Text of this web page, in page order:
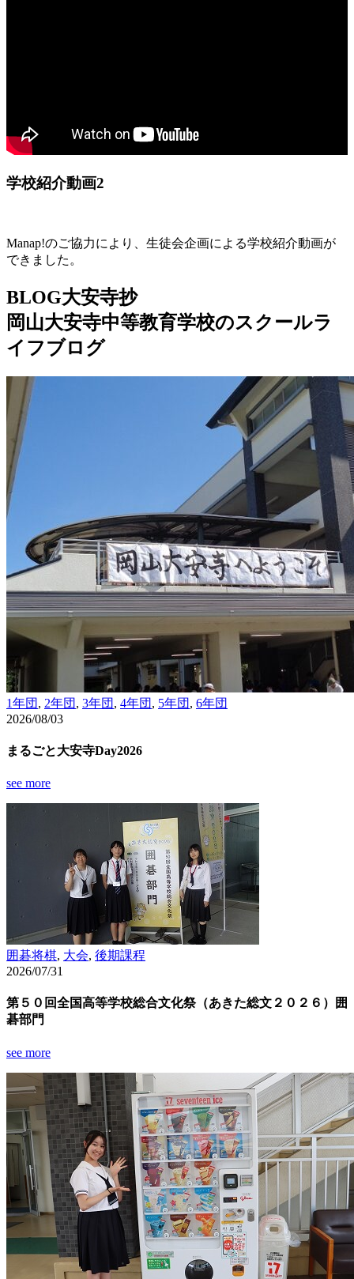
学校紹介動画2
Manap!のご協力により、生徒会企画による学校紹介動画が
できました。
BLOG大安寺抄
岡山大安寺中等教育学校のスクールラ
イフブログ
1年団 , 2年団 , 3年団 , 4年団 , 5年団 , 6年団
2026/08/03
まるごと大安寺Day2026
see more
囲碁将棋, 大会, 後期課程
2026/07/31
第５０回全国高等学校総合文化祭（あきた総文２０２６）囲
碁部門
see more